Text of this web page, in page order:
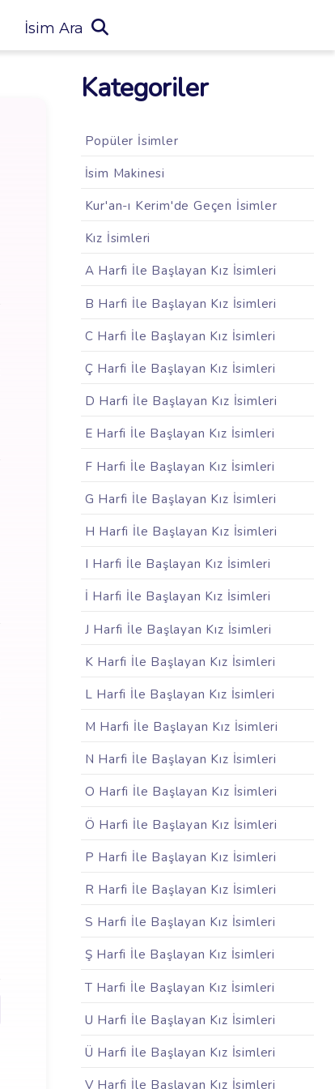
İsim Ara
Kategoriler
Popüler İsimler
İsim Makinesi
Kur'an-ı Kerim'de Geçen İsimler
Kız İsimleri
A Harfi İle Başlayan Kız İsimleri
B Harfi İle Başlayan Kız İsimleri
C Harfi İle Başlayan Kız İsimleri
Ç Harfi İle Başlayan Kız İsimleri
D Harfi İle Başlayan Kız İsimleri
E Harfi İle Başlayan Kız İsimleri
F Harfi İle Başlayan Kız İsimleri
G Harfi İle Başlayan Kız İsimleri
H Harfi İle Başlayan Kız İsimleri
I Harfi İle Başlayan Kız İsimleri
İ Harfi İle Başlayan Kız İsimleri
J Harfi İle Başlayan Kız İsimleri
K Harfi İle Başlayan Kız İsimleri
L Harfi İle Başlayan Kız İsimleri
M Harfi İle Başlayan Kız İsimleri
N Harfi İle Başlayan Kız İsimleri
O Harfi İle Başlayan Kız İsimleri
Ö Harfi İle Başlayan Kız İsimleri
P Harfi İle Başlayan Kız İsimleri
R Harfi İle Başlayan Kız İsimleri
S Harfi İle Başlayan Kız İsimleri
Ş Harfi İle Başlayan Kız İsimleri
T Harfi İle Başlayan Kız İsimleri
U Harfi İle Başlayan Kız İsimleri
Ü Harfi İle Başlayan Kız İsimleri
V Harfi İle Başlayan Kız İsimleri